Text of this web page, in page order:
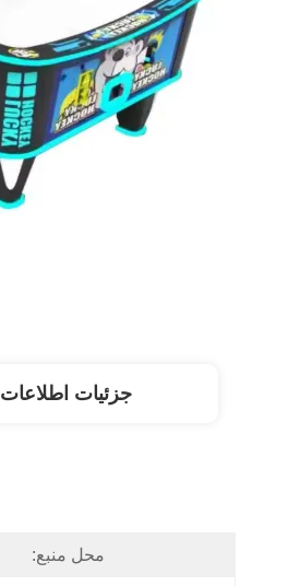
جزئیات اطلاعات
محل منبع: